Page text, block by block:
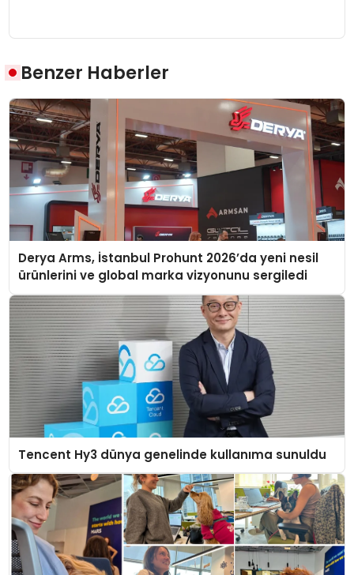
Benzer Haberler
Derya Arms, İstanbul Prohunt 2026’da yeni nesil
ürünlerini ve global marka vizyonunu sergiledi
Tencent Hy3 dünya genelinde kullanıma sunuldu